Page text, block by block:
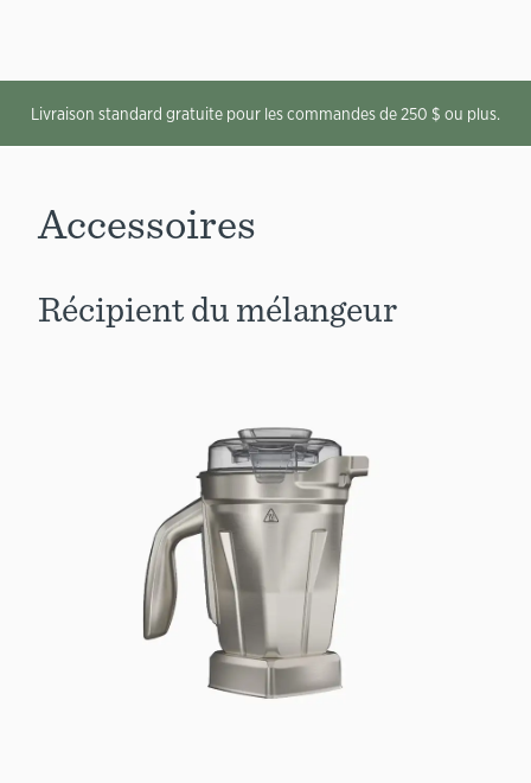
Livraison standard gratuite pour les commandes de 250 $ ou plus.
Accessoires
Récipient du mélangeur